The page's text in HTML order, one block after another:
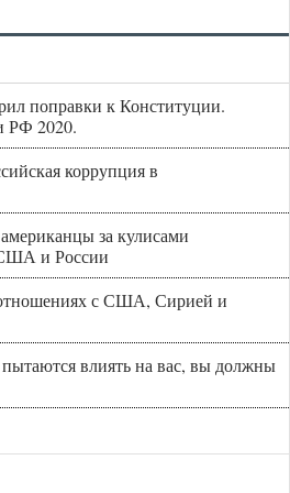
поправки к Конституции.
РФ 2020.
коррупция в
за кулисами
и России
с США, Сирией и
влиять на вас, вы должны